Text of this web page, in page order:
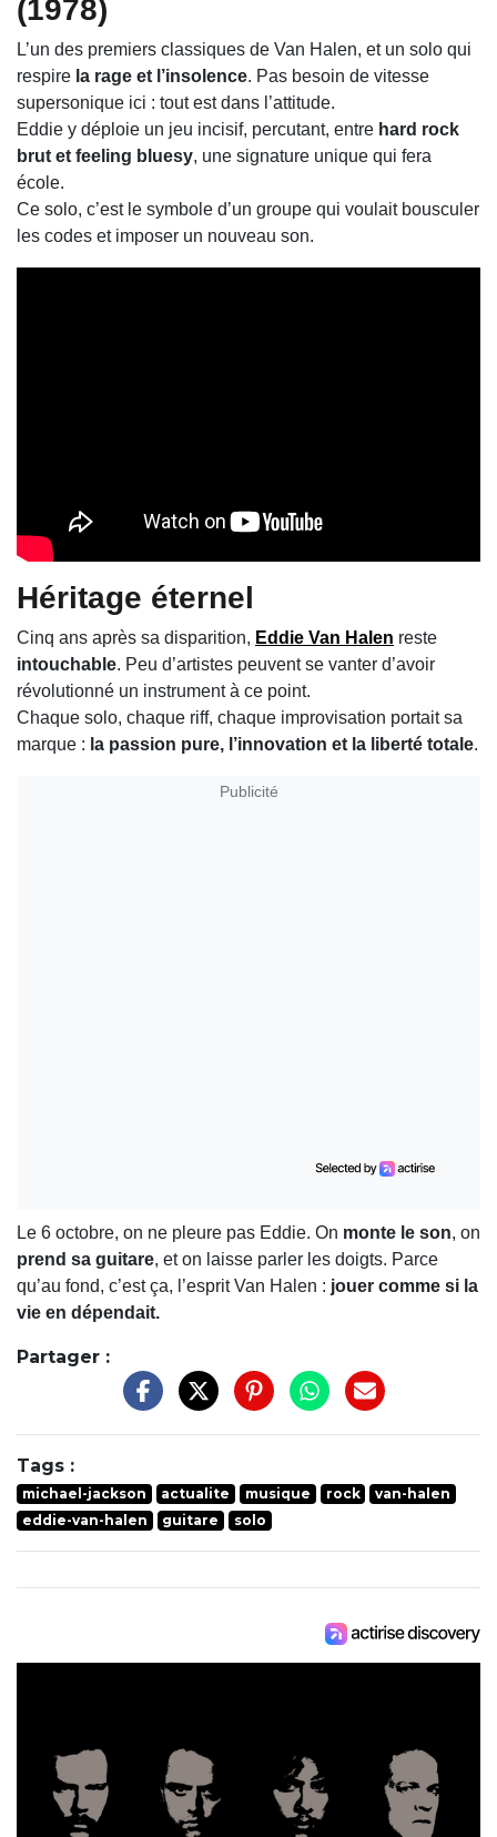
(1978)
L’un des premiers classiques de Van Halen, et un solo qui
respire la rage et l’insolence. Pas besoin de vitesse
supersonique ici : tout est dans l’attitude.
Eddie y déploie un jeu incisif, percutant, entre hard rock
brut et feeling bluesy, une signature unique qui fera
école.
Ce solo, c’est le symbole d’un groupe qui voulait bousculer
les codes et imposer un nouveau son.
Héritage éternel
Cinq ans après sa disparition, Eddie Van Halen reste
intouchable. Peu d’artistes peuvent se vanter d’avoir
révolutionné un instrument à ce point.
Chaque solo, chaque riff, chaque improvisation portait sa
marque : la passion pure, l’innovation et la liberté totale.
Publicité
Le 6 octobre, on ne pleure pas Eddie. On monte le son, on
prend sa guitare, et on laisse parler les doigts. Parce
qu’au fond, c’est ça, l’esprit Van Halen : jouer comme si la
vie en dépendait.
Partager :
Tags :
michael-jackson actualite musique rock
van-halen
eddie-van-halen
guitare solo